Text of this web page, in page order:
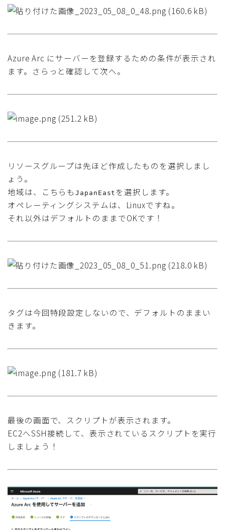
Azure Arc にサーバーを登録するための条件が表示され
ます。さらっと確認して次へ。
リソースグループは先ほど作成したものを選択しまし
ょう。
地域は、こちらもJapanEast を選択します。
オペレーティングシステムは、Linuxですね。
それ以外はデフォルトのままでOKです！
タグは今回特段設定しないので、デフォルトのままい
きます。
最後の画面で、スクリプトが表示されます。
EC2へSSH接続して、表示されているスクリプトを実行
しましょう！